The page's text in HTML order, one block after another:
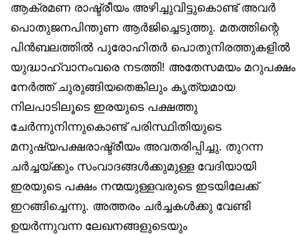
ആക്രമണ രാഷ്ട്രീയം അഴിച്ചുവിട്ടുകൊണ്ട് അവര്‍
പൊതുജനപിന്തുണ ആര്‍ജിച്ചെടുത്തു. മതത്തിന്റെ
പിന്‍ബലത്തില്‍ പുരോഹിതര്‍ പൊതുനിരത്തുകളില്‍
യുദ്ധാഹ്വാനംവരെ നടത്തി! അതേസമയം മറുപക്ഷം
നേര്‍ത്ത് ചുരുങ്ങിയതെങ്കിലും കൃത്യമായ
നിലപാടിലൂടെ ഇരയുടെ പക്ഷത്തു
ചേര്‍ന്നുനിന്നുകൊണ്ട് പരിസ്ഥിതിയുടെ
മനുഷ്യപക്ഷരാഷ്ട്രീയം അവതരിപ്പിച്ചു. തുറന്ന
ചര്‍ച്ചയ്ക്കും സംവാദങ്ങള്‍ക്കുമുള്ള വേദിയായി
ഇരയുടെ പക്ഷം നന്മയുള്ളവരുടെ ഇടയിലേക്ക്
ഇറങ്ങിച്ചെന്നു. അത്തരം ചര്‍ച്ചകള്‍ക്കു വേണ്ടി
ഉയര്‍ന്നുവന്ന ലേഖനങ്ങളുടെയും